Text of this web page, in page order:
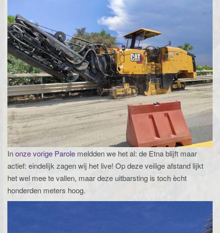
Inonze vorige Parole meldden we het al: de Etna blijft maar
actief: eindelijk zagen wij het live! Op deze veilige afstand lijkt
het wel mee te vallen, maar deze uitbarsting is toch ècht
honderden meters hoog.